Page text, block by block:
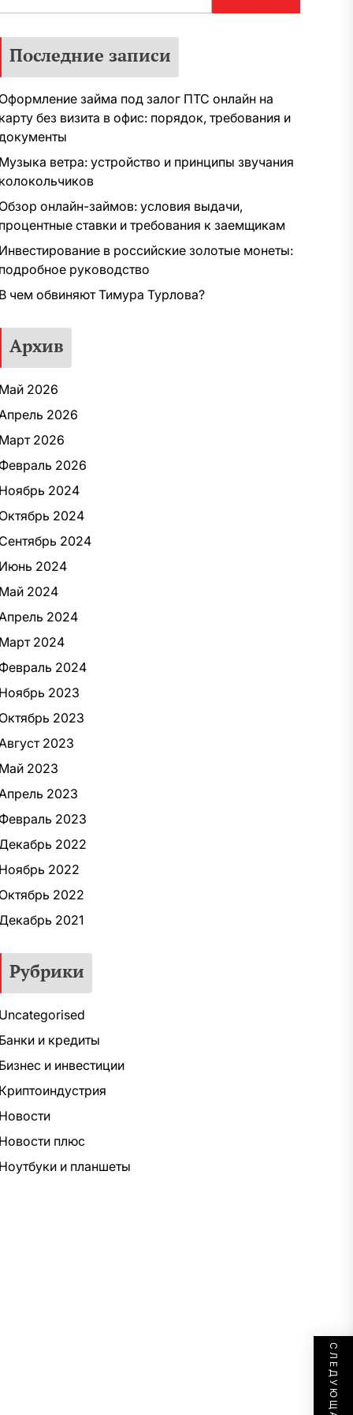
Последние записи
Оформление займа под залог ПТС онлайн на
карту без визита в офис: порядок, требования и
Музыка ветра: устройство и принципы звучания
колокольчиков
Обзор онлайн-займов: условия выдачи,
процентные ставки и требования к заемщикам
Инвестирование в российские золотые монеты:
подробное руководство
В чем обвиняют Тимура Турлова?
Архив
Май 2026
2026
Март 2026
Февраль 2026
Ноябрь 2024
Октябрь 2024
Сентябрь 2024
Июнь 2024
Май 2024
2024
Март 2024
Февраль 2024
Ноябрь 2023
Октябрь 2023
2023
Май 2023
2023
Февраль 2023
2022
Ноябрь 2022
Октябрь 2022
2021
Рубрики
Uncategorised
Банки и кредиты
Бизнес и инвестиции
Криптоиндустрия
Новости
Новости плюс
Ноутбуки и планшеты